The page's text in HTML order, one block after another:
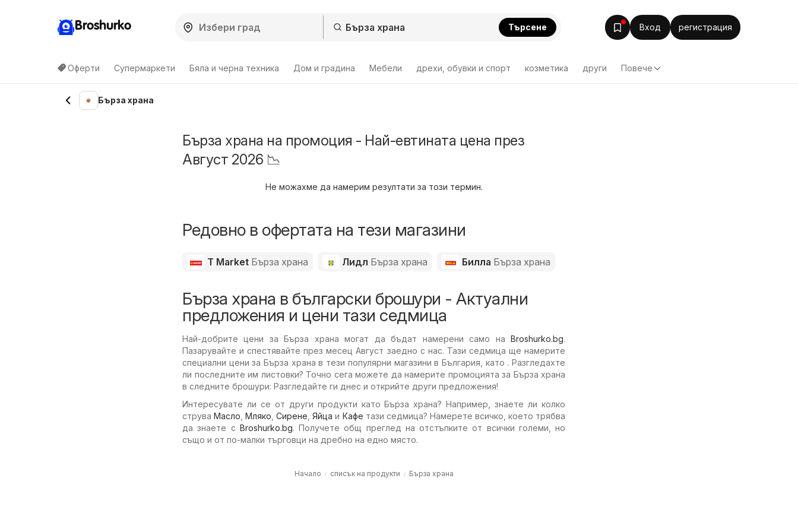
Broshurko Търсене Вход регистрация
Оферти Супермаркети Бяла и черна техника Дом и градина Мебели дрехи, обувки и спорт козметика други Повече
Бърза храна
Бърза храна на промоция - Най-евтината цена през
Август 2026 📉
Не можахме да намерим резултати за този термин.
Редовно в офертата на тези магазини
T Market Бърза храна Лидл Бърза храна Билла Бърза храна
Бърза храна в български брошури - Актуални
предложения и цени тази седмица
Най-добрите цени за Бърза храна могат да бъдат намерени само на Broshurko.bg.
Пазарувайте и спестявайте през месец Август заедно с нас. Тази седмица ще намерите
специални цени за Бърза храна в тези популярни магазини в България, като . Разгледахте
ли последните им листовки? Точно сега можете да намерите промоцията за Бърза храна
в следните брошури: Разгледайте ги днес и открийте други предложения!
Интересувате ли се от други продукти като Бърза храна? Например, знаете ли колко
струваМасло ,Мляко ,Сирене ,Яйца и Кафе тази седмица? Намерете всичко, което трябва
да знаете с Broshurko.bg. Получете общ преглед на отстъпките от всички големи, но
също и от по-малки търговци на дребно на едно място.
Начало списък на продукти Бърза храна